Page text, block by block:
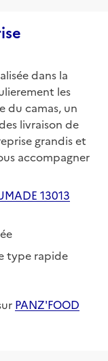
dans la
les
du camas, un
livraison de
grandis et
accompagner
13013
type rapide
PANZ'FOOD